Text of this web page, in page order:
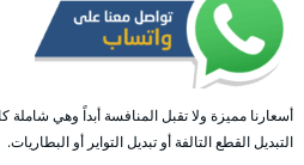
أسعارنا مميزة ولا تقبل المنافسة أبداً وهي شاملة
التبديل القطع التالفة أو تبديل التواير أو البطاريات.